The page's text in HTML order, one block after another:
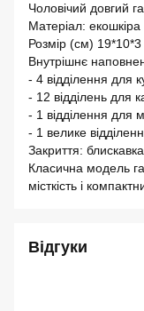
Чоловічий довгий
Матеріал: екошкіра
Розмір (см) 19*10*3
Внутрішнє
- 4 відділення для
- 12 відділень для
- 1 відділення для
- 1 велике
Закриття:
Класична модель
місткість і
Відгуки